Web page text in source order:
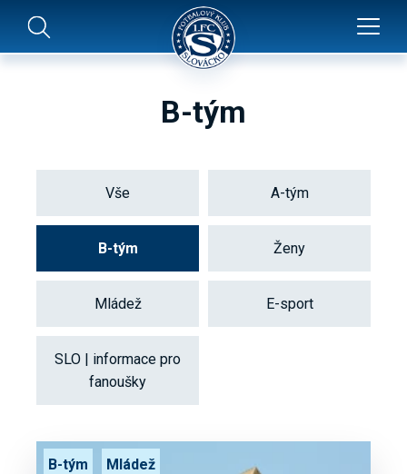
B-tým
Vše A-tým
B-tým Ženy
Mládež E-sport
SLO | informace pro
fanoušky
B-tým Mládež